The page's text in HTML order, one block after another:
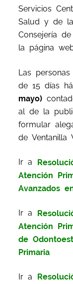
Servicios
Salud y de
Consejería
la página
Las
de 15 días
mayo)
al de la
formular
de Ventanilla
Ir a
Atención
Avanzados
Ir a
Atención
de
Primaria
Ir a